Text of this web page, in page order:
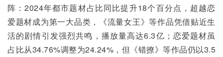
阵：2024年都市题材占比同比提升18个百分点，超越恋
爱题材成为第一大品类，《流量女王》等作品凭借贴近生
活的剧情引发强烈共鸣，播放量高达6.3亿；恋爱题材虽
占比从34.76%调整为24.24%，但《错撩》等作品仍以3.5